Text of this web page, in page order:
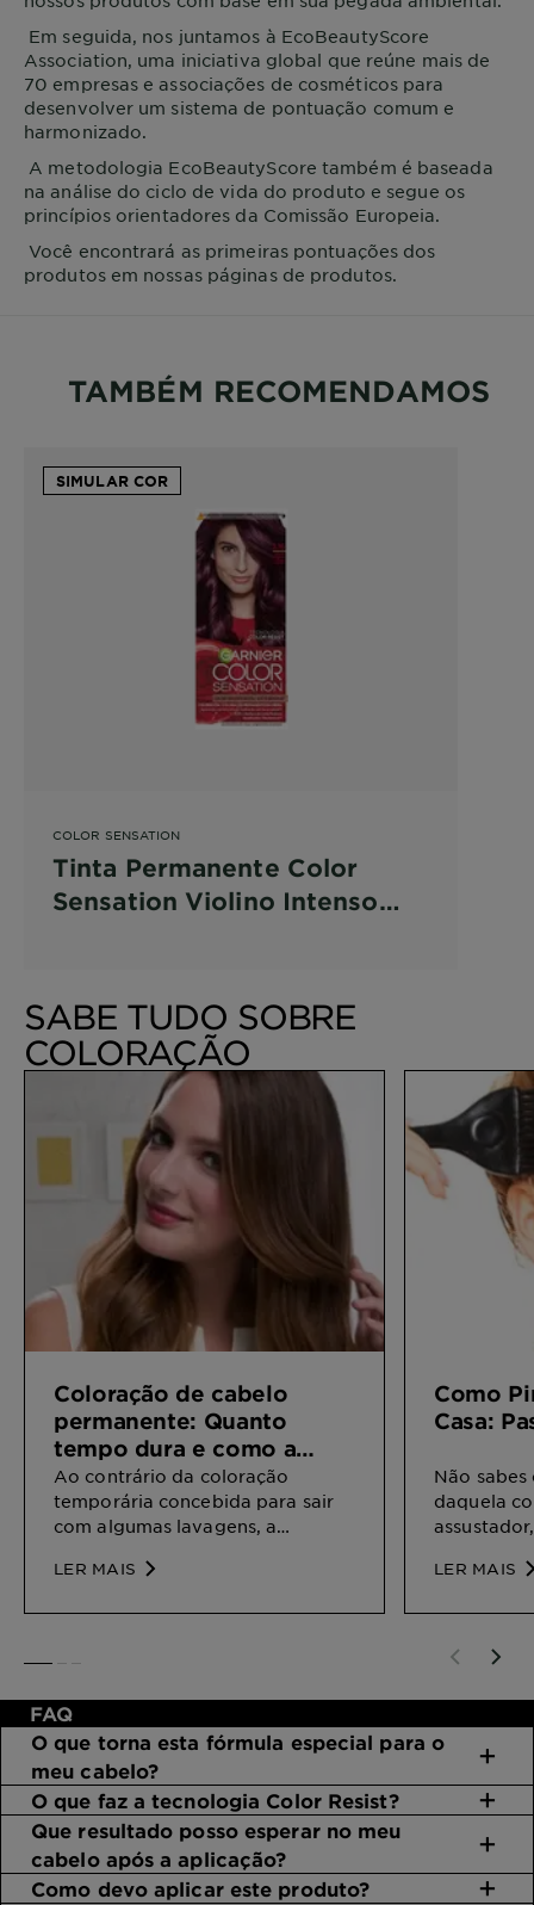
Em seguida, nos juntamos à EcoBeautyScore
Association, uma iniciativa global que reúne mais de
70 empresas e associações de cosméticos para
desenvolver um sistema de pontuação comum e
harmonizado.
A metodologia EcoBeautyScore também é baseada
na análise do ciclo de vida do produto e segue os
princípios orientadores da Comissão Europeia.
Você encontrará as primeiras pontuações dos
produtos em nossas páginas de produtos.
TAMBÉM RECOMENDAMOS
SIMULAR COR
COLOR SENSATION
Tinta Permanente Color
Sensation Violino Intenso
SABE TUDO SOBRE
COLORAÇÃO
Coloração de cabelo
permanente: Quanto
tempo dura e como a
podemos prolongar?
Ao contrário da coloração
temporária concebida para sair
com algumas lavagens, a
que foi concebida para durar no
máximo possível.
LER MAIS
Como
Casa:
Não
daquela
seguires
LER MAIS
FAQ
O que torna esta fórmula especial para o
meu cabelo?
O que faz a tecnologia Color Resist?
Que resultado posso esperar no meu
cabelo após a aplicação?
Como devo aplicar este produto?